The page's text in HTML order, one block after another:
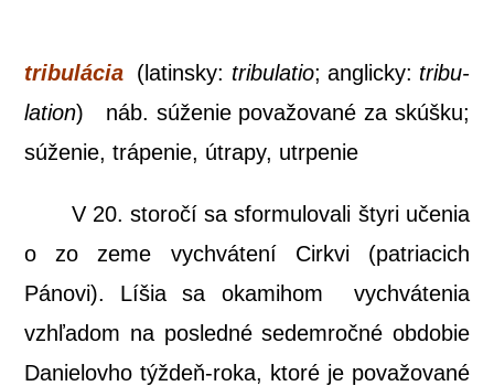
tri­bu­lá­cia (latin­sky: tri­bu­la­tio; anglic­ky: tri­bu­
la­ti­on) náb. súže­nie pova­žo­va­né za skúš­ku;
súže­nie, trá­pe­nie, útra­py, utrpenie
V 20. sto­ro­čí sa sfor­mu­lo­va­li šty­ri uče­nia
o zo zeme vychvá­te­ní Cir­kvi (pat­ria­cich
Páno­vi). Líšia sa oka­mi­hom vychvá­te­nia
vzhľa­dom na posled­né sedem­roč­né obdo­bie
Danie­lov­ho týž­deň-roka, kto­ré je pova­žo­va­né